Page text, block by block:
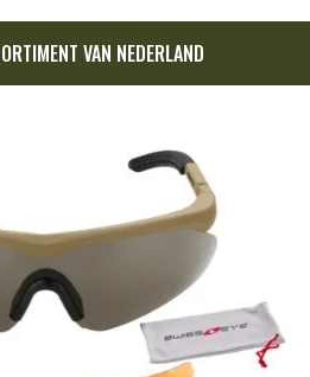
VAN NEDERLAND